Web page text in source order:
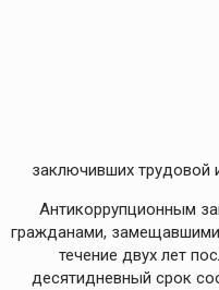
заключивших
Антикоррупционным
гражданами,
течение двух лет
десятидневный срок